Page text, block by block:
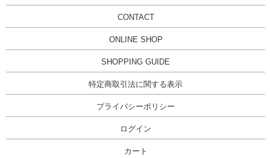
CONTACT
ONLINE SHOP
SHOPPING GUIDE
特定商取引法に関する表示
プライバシーポリシー
ログイン
カート